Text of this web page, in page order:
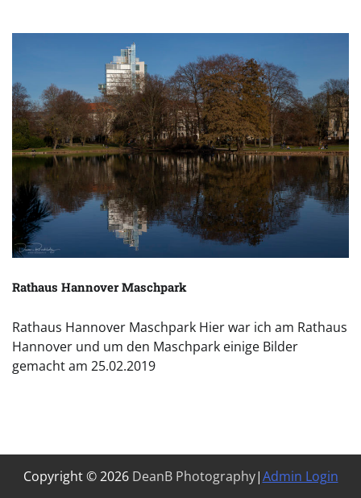
Rathaus Hannover Maschpark
Rathaus Hannover Maschpark Hier war ich am Rathaus
Hannover und um den Maschpark einige Bilder
gemacht am 25.02.2019
Copyright © 2026 DeanB Photography|Admin Login